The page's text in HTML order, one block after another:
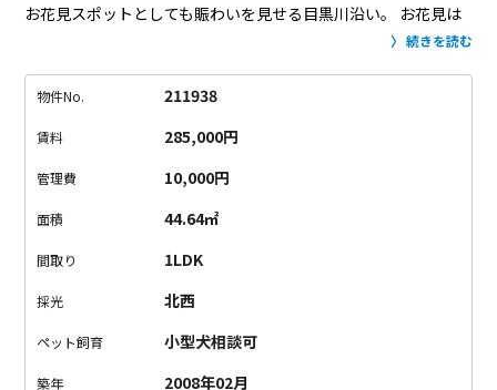
お花見スポットとしても賑わいを見せる目黒川沿い。
お花見は
と思っている、そんなあなたにこそコ
る広いバルコニーがあるんですから。
にすることなくお花見ができますよ。
まいましたが、来年からお部屋でお花見を楽しみませんか？
続きを読む
物件No. 211938
賃料 285,000円
管理費 10,000円
面積 44.64㎡
間取り 1LDK
採光 北西
ペット飼育 小型犬相談可
築年 2008年02月